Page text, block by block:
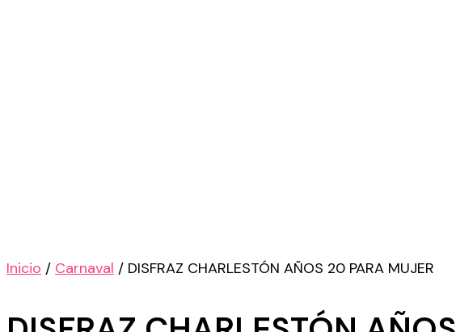
Inicio / Carnaval / DISFRAZ CHARLESTÓN AÑOS 20 PARA MUJER